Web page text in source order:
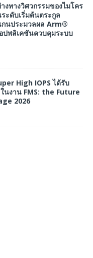
งทางวิศวกรรมของไมโคร
ะดับเริ่มต้นตระกูล
นประมวลผล Arm®
ปพลิเคชันควบคุมระบบ
High IOPS ได้รับ
นงาน FMS: the Future
2026